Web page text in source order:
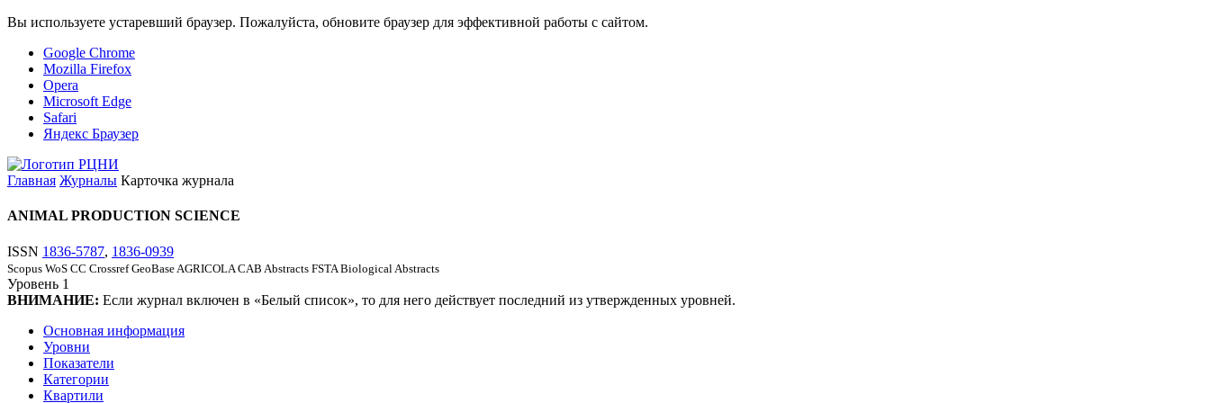
Вы используете устаревший браузер. Пожалуйста, обновите браузер для эффективной работы с сайтом.
Google Chrome
Mozilla Firefox
Opera
Microsoft Edge
Safari
Яндекс Браузер
Главная Журналы Карточка журнала
ANIMAL PRODUCTION SCIENCE
ISSN 1836-5787, 1836-0939
Scopus WoS CC Crossref GeoBase AGRICOLA CAB Abstracts FSTA Biological Abstracts
Уровень 1
ВНИМАНИЕ: Если журнал включен в «Белый список», то для него действует последний из утвержденных уровней.
Основная информация
Уровни
Показатели
Категории
Квартили